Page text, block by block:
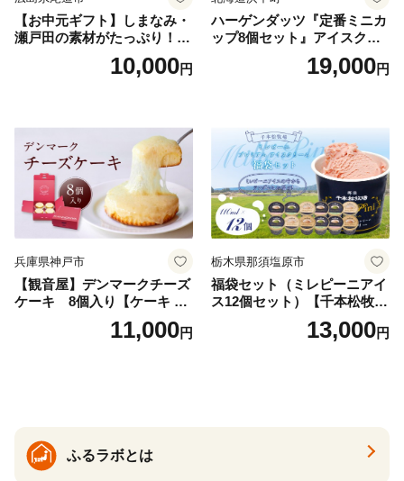
【お中元ギフト】しまなみ・
瀬戸田の素材がたっぷり！ジ
10,000円
ハーゲンダッツ『定番ミニカ
ップ8個セット』アイスクリ
ーム アイス スイーツ デザー
19,000円
兵庫県神戸市
【観音屋】デンマークチーズ
ケーキ 8個入り【ケーキ チ
ーズケーキ 人気スイーツ お
すすめスイーツ 神戸スイー
11,000円
栃木県那須塩原市
福袋セット（ミレピーニアイ
ス12個セット）【千本松牧
場】 ns025-014-12 【デザー
ト 詰め合わせ ギフト】
13,000円
ふるラボとは